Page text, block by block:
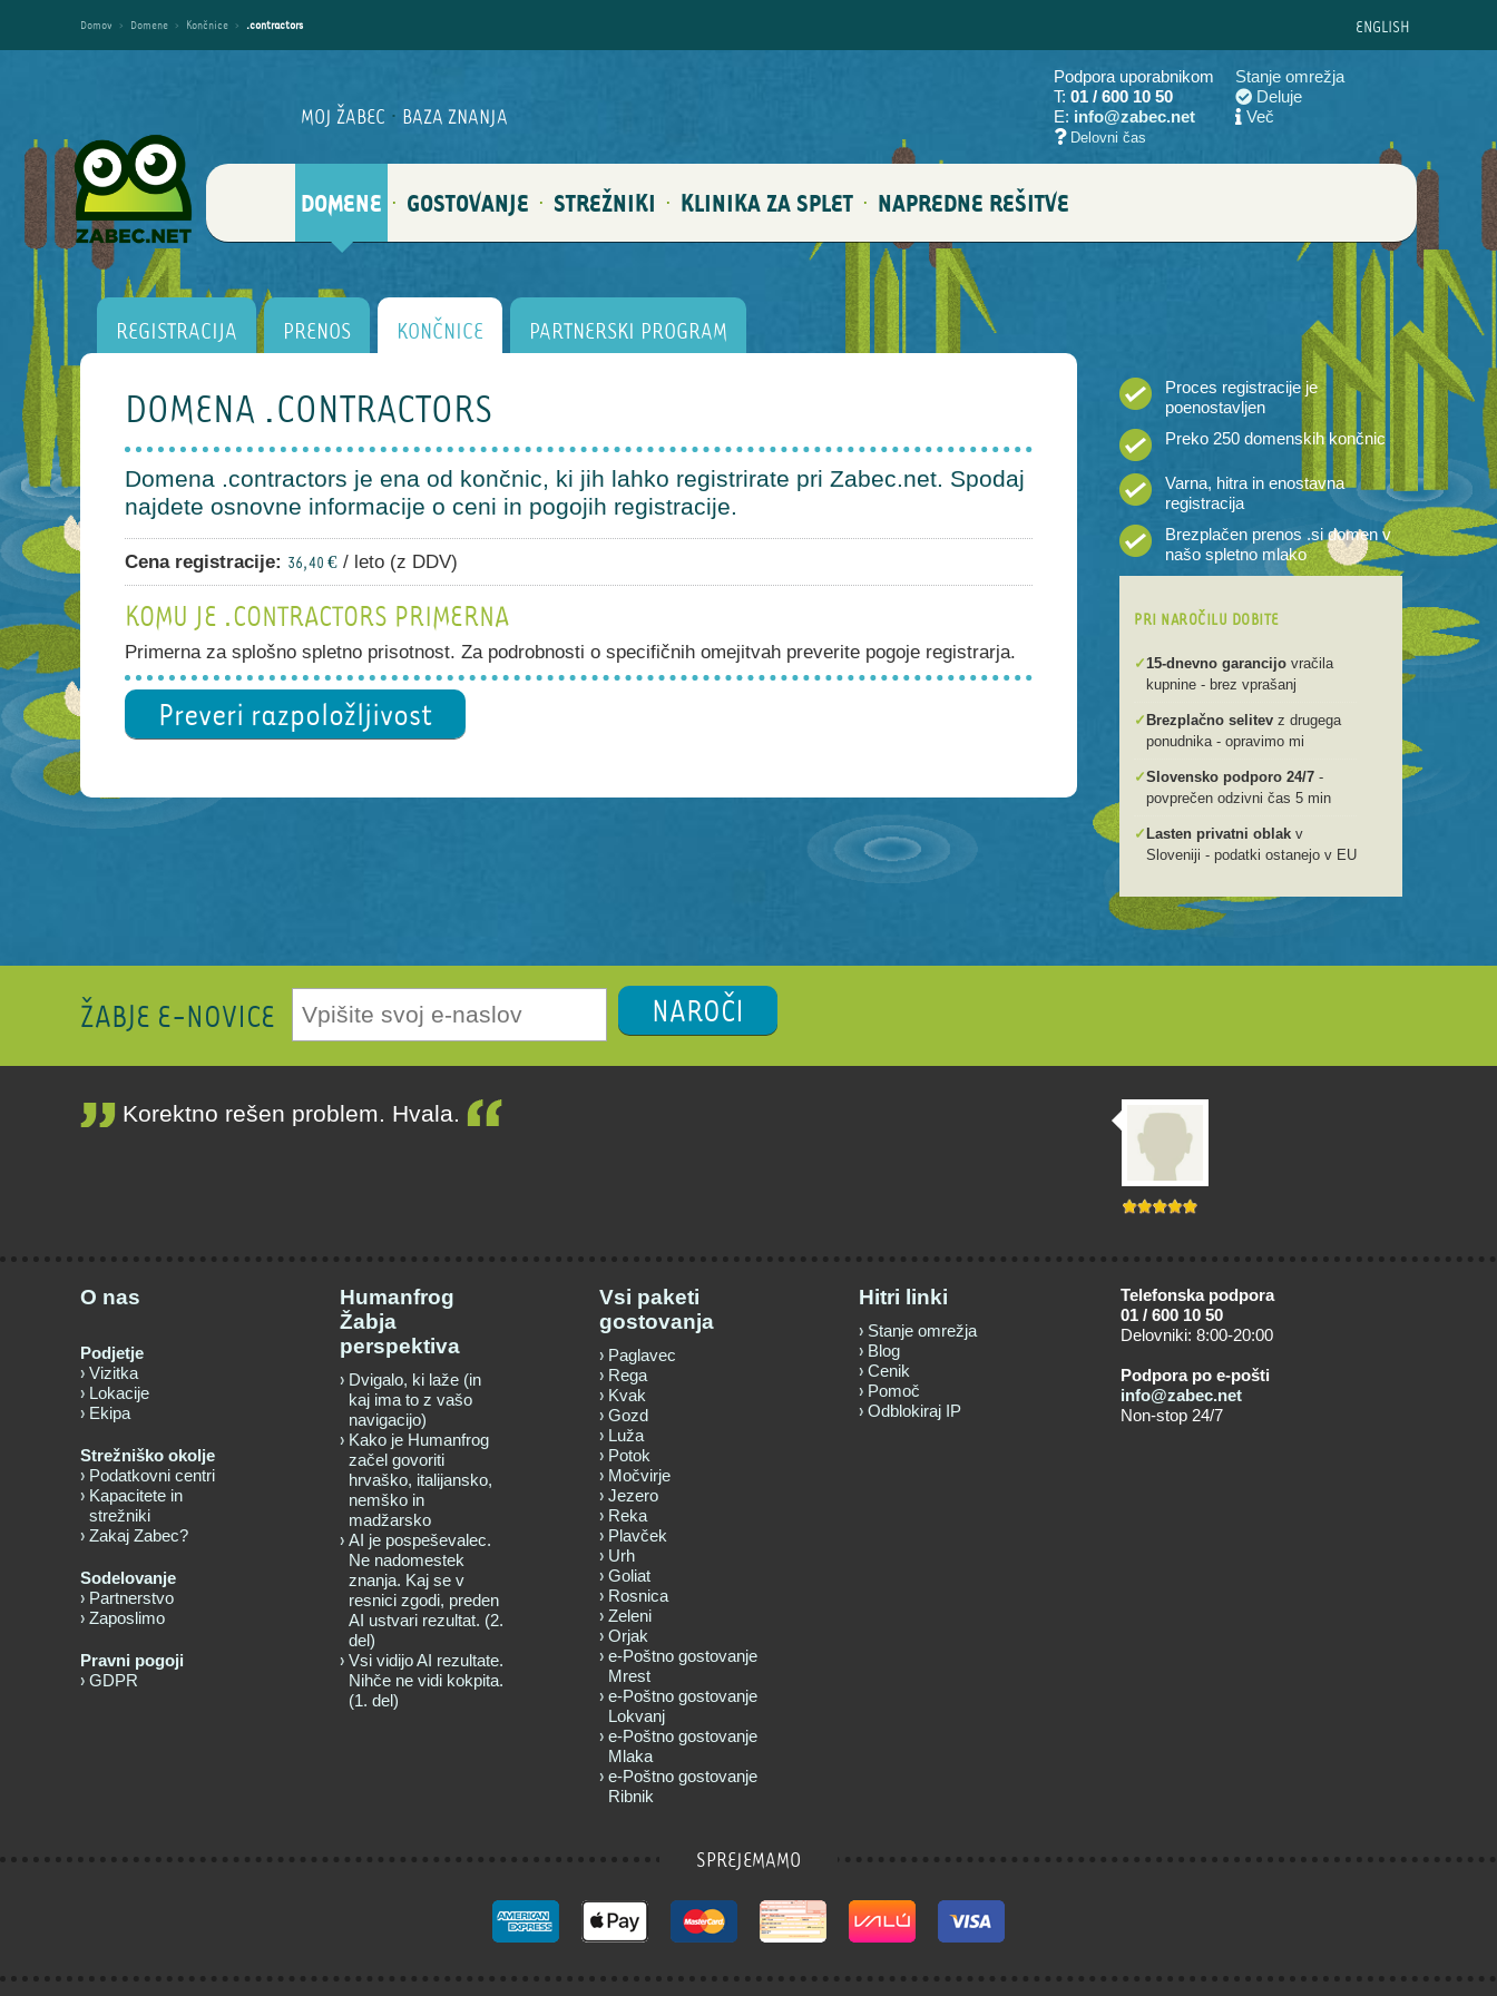
Domov › Domene › Končnice › .contractors ENGLISH
Podpora uporabnikom
T: 01 / 600 10 50
E: info@zabec.net
Delovni čas
Stanje omrežja
Deluje
Več
MOJ ŽABEC · BAZA ZNANJA
DOMENE · GOSTOVANJE · STREŽNIKI · KLINIKA ZA SPLET · NAPREDNE REŠITVE
REGISTRACIJA PRENOS KONČNICE PARTNERSKI PROGRAM
DOMENA .CONTRACTORS
Domena .contractors je ena od končnic, ki jih lahko registrirate pri Zabec.net. Spodaj
najdete osnovne informacije o ceni in pogojih registracije.
Cena registracije: 36,40 € / leto (z DDV)
KOMU JE .CONTRACTORS PRIMERNA
Primerna za splošno spletno prisotnost. Za podrobnosti o specifičnih omejitvah preverite pogoje registrarja.
Preveri razpoložljivost
Proces registracije je
poenostavljen
Preko 250 domenskih končnic
Varna, hitra in enostavna
registracija
Brezplačen prenos .si domen v
našo spletno mlako
PRI NAROČILU DOBITE
✓15-dnevno garancijo vračila
kupnine - brez vprašanj
✓ Brezplačno selitev z drugega
ponudnika - opravimo mi
✓Slovensko podporo 24/7 -
povprečen odzivni čas 5 min
✓ Lasten privatni oblak v
Sloveniji - podatki ostanejo v EU
ŽABJE E-NOVICE NAROČI
Korektno rešen problem. Hvala.
O nas
Podjetje
Vizitka
Lokacije
Ekipa
Strežniško okolje
Podatkovni centri
Kapacitete in
strežniki
Zakaj Zabec?
Sodelovanje
Partnerstvo
Zaposlimo
Pravni pogoji
GDPR
Humanfrog
Žabja
perspektiva
Dvigalo, ki laže (in
kaj ima to z vašo
navigacijo)
Kako je Humanfrog
začel govoriti
hrvaško, italijansko,
nemško in
madžarsko
AI je pospeševalec.
Ne nadomestek
znanja. Kaj se v
resnici zgodi, preden
AI ustvari rezultat. (2.
del)
Vsi vidijo AI rezultate.
Nihče ne vidi kokpita.
(1. del)
Vsi paketi
gostovanja
Paglavec
Rega
Kvak
Gozd
Luža
Potok
Močvirje
Jezero
Reka
Plavček
Urh
Goliat
Rosnica
Zeleni
Orjak
e-Poštno gostovanje
Mrest
e-Poštno gostovanje
Lokvanj
e-Poštno gostovanje
Mlaka
e-Poštno gostovanje
Ribnik
Hitri linki
Stanje omrežja
Blog
Cenik
Pomoč
Odblokiraj IP
Telefonska podpora
01 / 600 10 50
Delovniki: 8:00-20:00
Podpora po e-pošti
info@zabec.net
Non-stop 24/7
SPREJEMAMO